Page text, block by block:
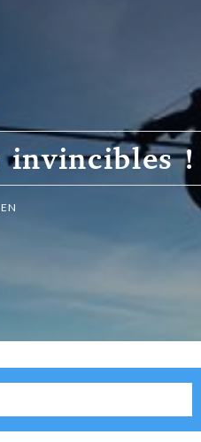
fournira
161
Syrie